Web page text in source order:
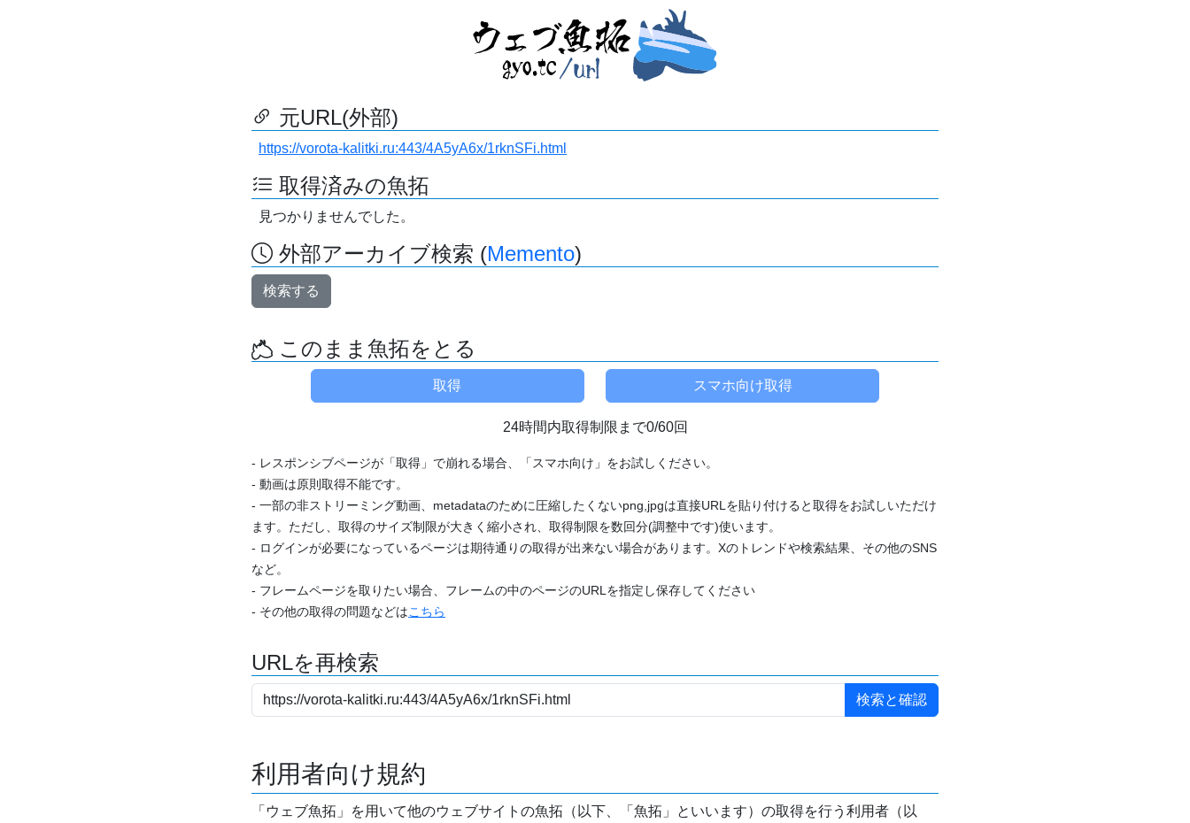
元URL(外部)
https://vorota-kalitki.ru:443/4A5yA6x/1rknSFi.html
取得済みの魚拓
見つかりませんでした。
外部アーカイブ検索 (Memento)
検索する
このまま魚拓をとる
24時間内取得制限まで0/60回
- レスポンシブページが「取得」で崩れる場合、「スマホ向け」をお試しください。
- 動画は原則取得不能です。
- 一部の非ストリーミング動画、metadataのために圧縮したくないpng,jpgは直接URLを貼り付けると取得をお試しいただけ
ます。ただし、取得のサイズ制限が大きく縮小され、取得制限を数回分(調整中です)使います。
- ログインが必要になっているページは期待通りの取得が出来ない場合があります。Xのトレンドや検索結果、その他のSNS
など。
- フレームページを取りたい場合、フレームの中のページのURLを指定し保存してください
- その他の取得の問題などはこちら
URLを再検索
利用者向け規約
「ウェブ魚拓」を用いて他のウェブサイトの魚拓（以下、「魚拓」といいます）の取得を行う利用者（以